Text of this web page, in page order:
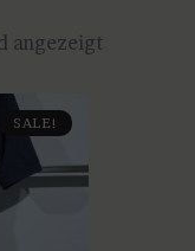
angezeigt
SALE!